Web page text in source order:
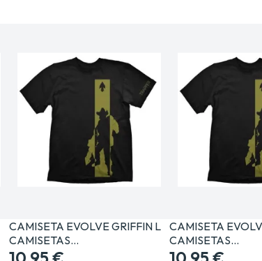
CAMISETA EVOLVE GRIFFIN L
CAMISETAS…
CAMISETA
CAMISETAS…